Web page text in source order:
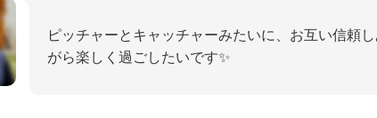
ピッチャーとキャッチャーみたいに、お互い信頼
がら楽しく過ごしたいです✨